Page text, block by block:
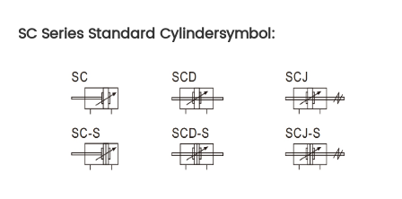
SC Series Standard Cylindersymbol: